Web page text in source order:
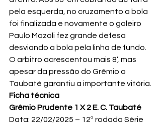
pela esquerda, no cruzamento a bola
foi finalizada e novamente o goleiro
Paulo Mazoli fez grande defesa
desviando a bola pela linha de fundo.
O arbitro acrescentou mais 8’, mas
apesar da pressão do Grêmio o
Taubaté garantiu a importante vitória.
Ficha técnica
Grêmio Prudente 1 X 2 E. C. Taubaté
Data: 22/02/2025 – 12ª rodada Série